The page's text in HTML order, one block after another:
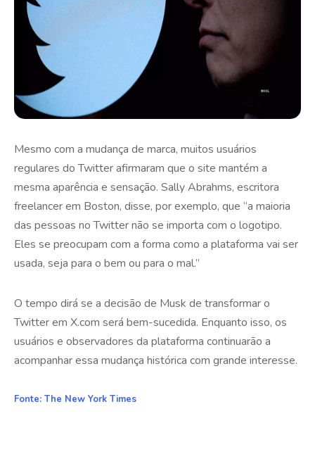
Mesmo com a mudança de marca, muitos usuários
regulares do Twitter afirmaram que o site mantém a
mesma aparência e sensação. Sally Abrahms, escritora
freelancer em Boston, disse, por exemplo, que “a maioria
das pessoas no Twitter não se importa com o logotipo.
Eles se preocupam com a forma como a plataforma vai ser
usada, seja para o bem ou para o mal.”
O tempo dirá se a decisão de Musk de transformar o
Twitter em X.com será bem-sucedida. Enquanto isso, os
usuários e observadores da plataforma continuarão a
acompanhar essa mudança histórica com grande interesse.
Fonte: The New York Times